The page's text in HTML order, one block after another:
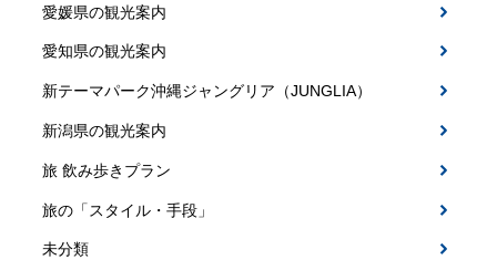
愛媛県の観光案内
愛知県の観光案内
新テーマパーク沖縄ジャングリア（JUNGLIA）
新潟県の観光案内
旅 飲み歩きプラン
旅の「スタイル・手段」
未分類